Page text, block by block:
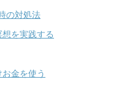
の対処法
を実践する
金を使う